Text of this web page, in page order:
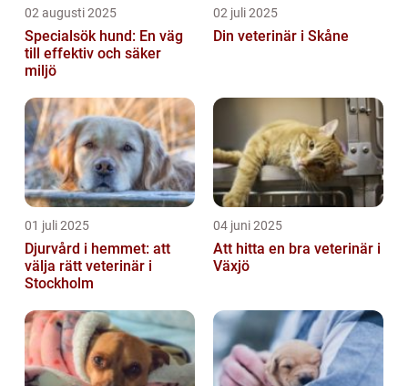
02 augusti 2025
Specialsök hund: En väg
till effektiv och säker
miljö
02 juli 2025
Din veterinär i Skåne
01 juli 2025
Djurvård i hemmet: att
välja rätt veterinär i
Stockholm
04 juni 2025
Att hitta en bra veterinär i
Växjö